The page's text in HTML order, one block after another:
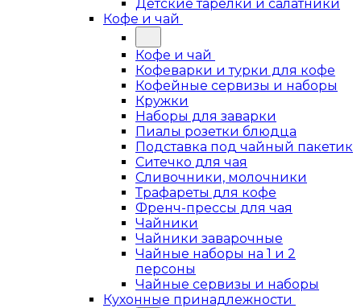
Детские тарелки и салатники
Кофе и чай
Кофе и чай
Кофеварки и турки для кофе
Кофейные сервизы и наборы
Кружки
Наборы для заварки
Пиалы розетки блюдца
Подставка под чайный пакетик
Ситечко для чая
Сливочники, молочники
Трафареты для кофе
Френч-прессы для чая
Чайники
Чайники заварочные
Чайные наборы на 1 и 2
персоны
Чайные сервизы и наборы
Кухонные принадлежности